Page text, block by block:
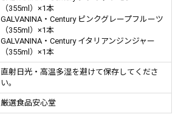
（355ml）×1本
GALVANINA・Century ピンクグレープフルーツ
（355ml）×1本
GALVANINA・Century イタリアンジンジャー
（355ml）×1本
直射日光・高温多湿を避けて保存してくださ
い。
厳選食品安心堂